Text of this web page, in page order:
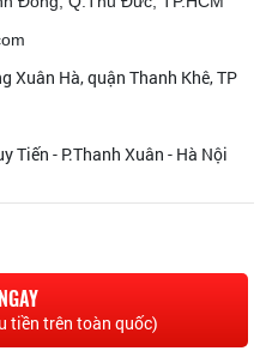
Xuân Hà, quận Thanh Khê, TP
Tiến - P.Thanh Xuân - Hà Nội
tiền trên toàn quốc)